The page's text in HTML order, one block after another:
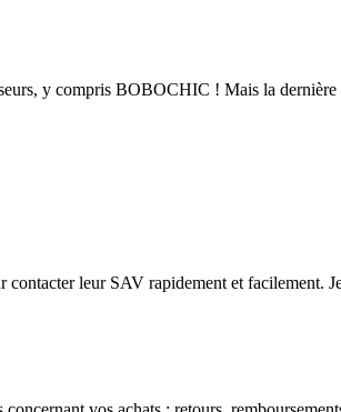
y compris BOBOCHIC ! Mais la
leur SAV rapidement et facilement.